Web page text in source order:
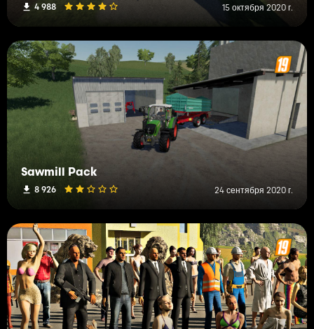
4 988 15 октября 2020 г.
Sawmill Pack
8 926 24 сентября 2020 г.